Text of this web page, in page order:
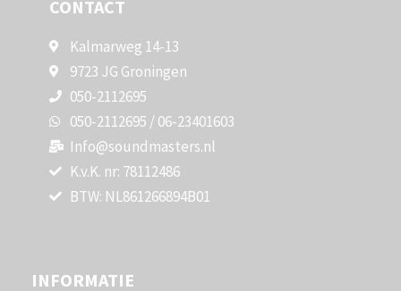
CONTACT
Kalmarweg 14-13
9723 JG Groningen
050-2112695
050-2112695 / 06-23401603
Info@soundmasters.nl
K.v.K. nr: 78112486
BTW: NL861266894B01
INFORMATIE